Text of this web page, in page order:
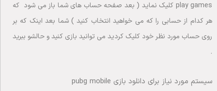
play games کلیک نماید ( بعد صفحه حساب های شما باز می شود که
هر کدام از حسابی را که می خواهید انتخاب کنید ) شما بعد اینک که بر
روی حساب مورد نظر خود کلیک کردید می توانید بازی کنید و حالشو ببرید
.
سیستم مورد نیاز برای دانلود بازی pubg mobile